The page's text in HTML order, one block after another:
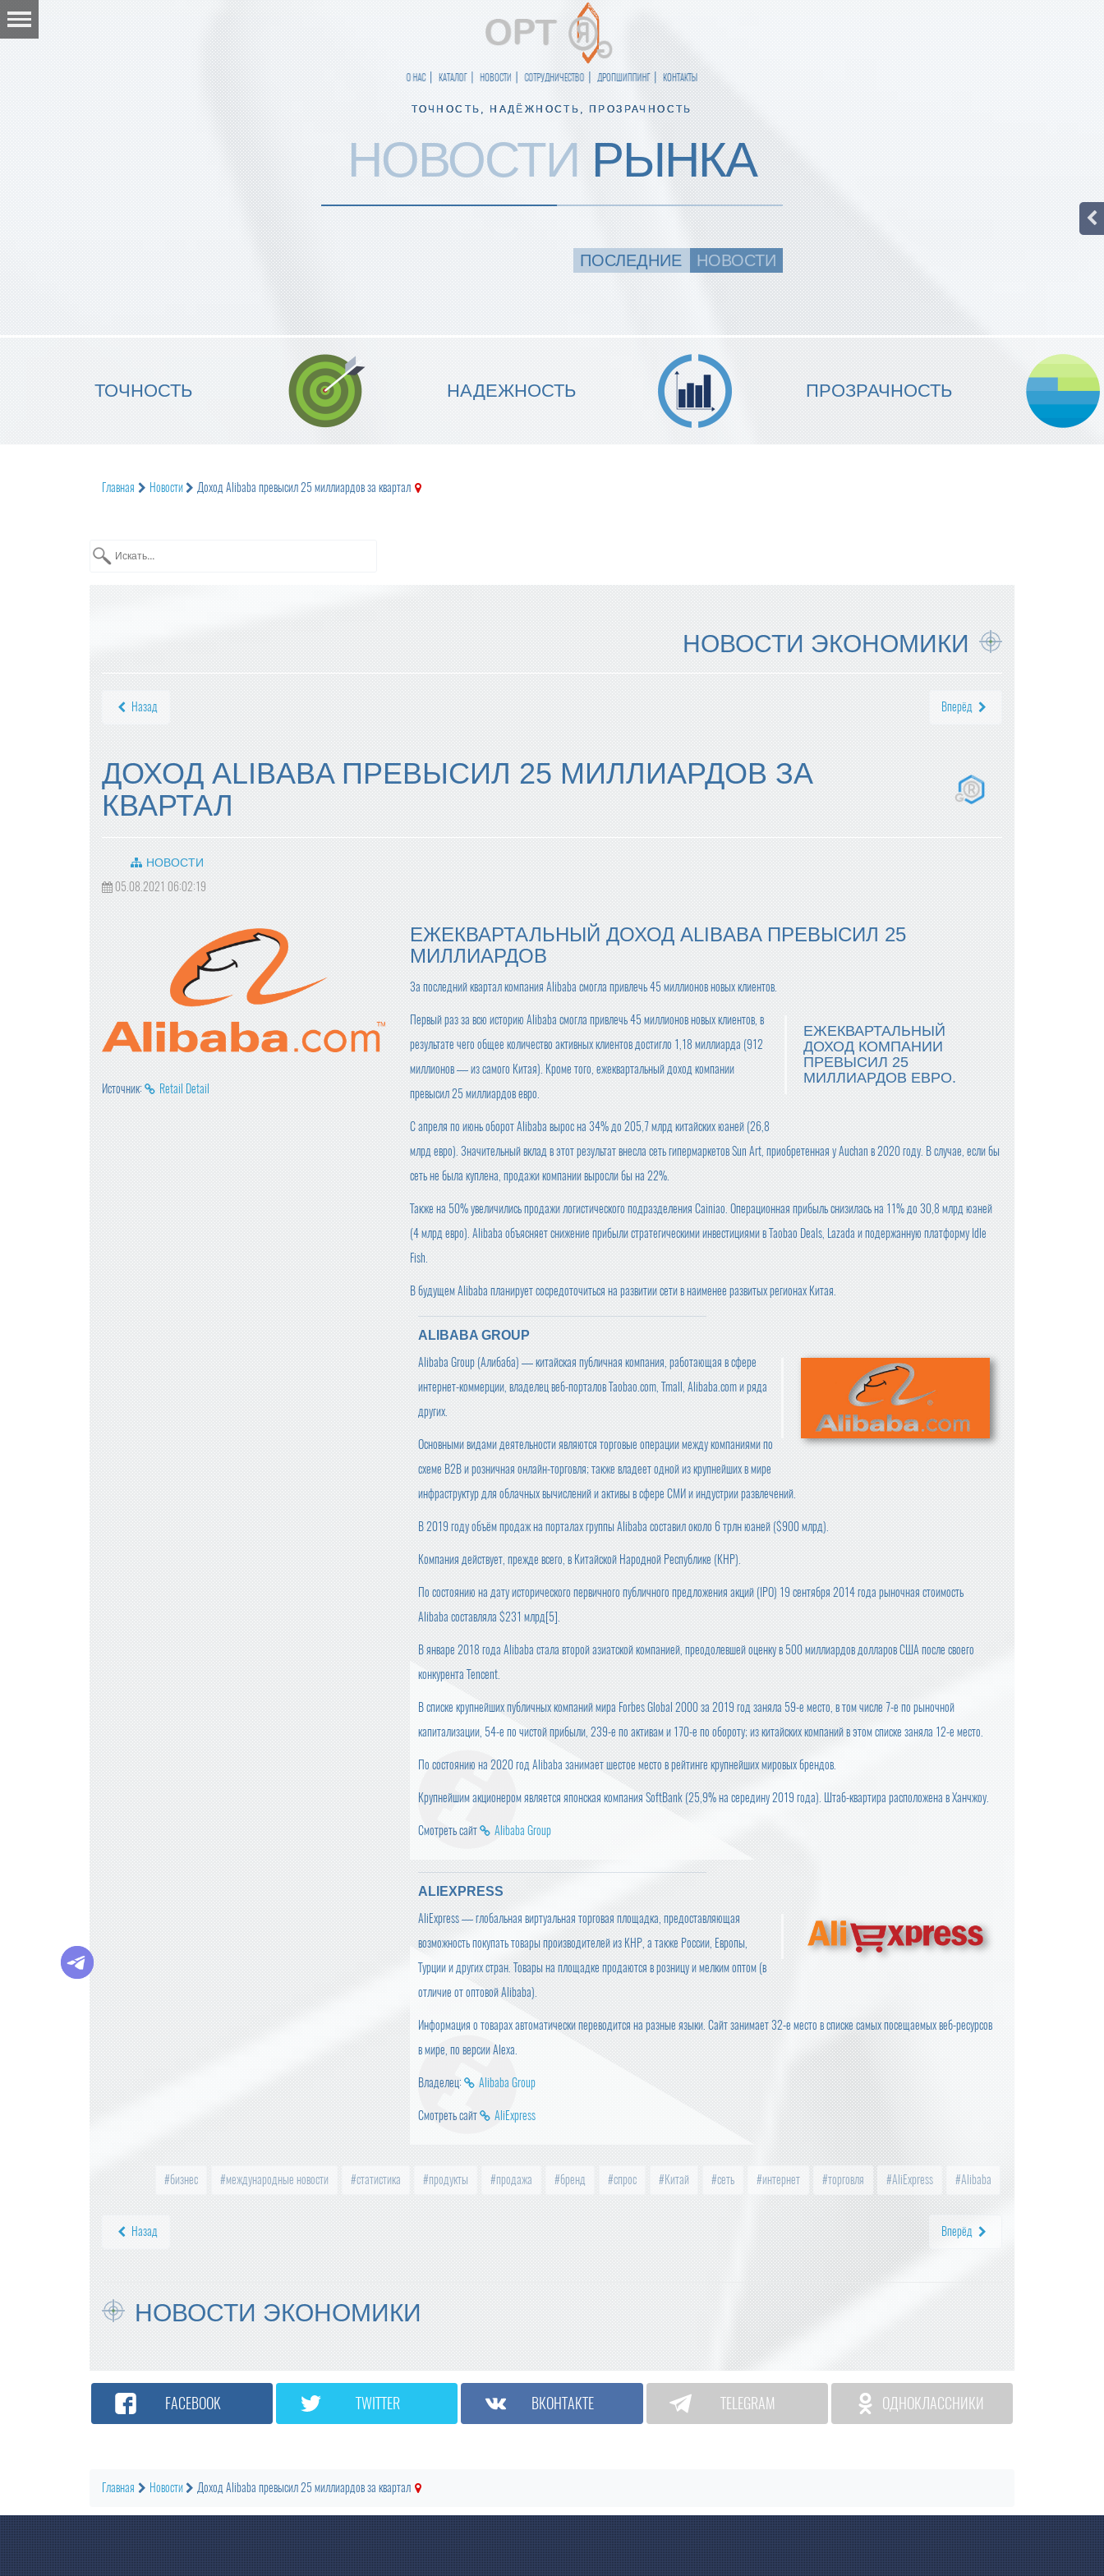
О НАС КАТАЛОГ НОВОСТИ СОТРУДНИЧЕСТВО ДРОПШИППИНГ КОНТАКТЫ
ТОЧНОСТЬ, НАДЁЖНОСТЬ, ПРОЗРАЧНОСТЬ
НОВОСТИ РЫНКА
ПОСЛЕДНИЕ НОВОСТИ
ТОЧНОСТЬ
МЫ ГАРАНТИРУЕМ ТОЧНОСТЬ
ИСПОЛНЕНИЯ
НАДЕЖНОСТЬ
МЫ ОБЕСПЕЧИВАЕМ
НАДЕЖНОСТЬ ИСПОЛНЕНИЯ
ПРОЗРАЧНОСТЬ
Главная Новости Доход Alibaba превысил 25 миллиардов за квартал
НОВОСТИ ЭКОНОМИКИ
Назад Вперёд
ДОХОД ALIBABA ПРЕВЫСИЛ 25 МИЛЛИАРДОВ ЗА
КВАРТАЛ
НОВОСТИ
05.08.2021 06:02:19
Источник: Retail Detail
ЕЖЕКВАРТАЛЬНЫЙ ДОХОД ALIBABA ПРЕВЫСИЛ 25
МИЛЛИАРДОВ
За последний квартал компания Alibaba смогла привлечь 45 миллионов новых клиентов.
ЕЖЕКВАРТАЛЬНЫЙ
ДОХОД КОМПАНИИ
ПРЕВЫСИЛ 25
МИЛЛИАРДОВ ЕВРО.
Первый раз за всю историю Alibaba смогла привлечь 45 миллионов новых клиентов, в
результате чего общее количество активных клиентов достигло 1,18 миллиарда (912
миллионов — из самого Китая). Кроме того, ежеквартальный доход компании
превысил 25 миллиардов евро.
С апреля по июнь оборот Alibaba вырос на 34% до 205,7 млрд китайских юаней (26,8
млрд евро). Значительный вклад в этот результат внесла сеть гипермаркетов Sun Art, приобретенная у Auchan в 2020 году. В случае, если бы
сеть не была куплена, продажи компании выросли бы на 22%.
Также на 50% увеличились продажи логистического подразделения Cainiao. Операционная прибыль снизилась на 11% до 30,8 млрд юаней
(4 млрд евро). Alibaba объясняет снижение прибыли стратегическими инвестициями в Taobao Deals, Lazada и подержанную платформу Idle
Fish.
В будущем Alibaba планирует сосредоточиться на развитии сети в наименее развитых регионах Китая.
ALIBABA GROUP
Alibaba Group (Алибаба) — китайская публичная компания, работающая в сфере
интернет-коммерции, владелец веб-порталов Taobao.com, Tmall, Alibaba.com и ряда
других.
Основными видами деятельности являются торговые операции между компаниями по
схеме B2B и розничная онлайн-торговля; также владеет одной из крупнейших в мире
инфраструктур для облачных вычислений и активы в сфере СМИ и индустрии развлечений.
В 2019 году объём продаж на порталах группы Alibaba составил около 6 трлн юаней ($900 млрд).
Компания действует, прежде всего, в Китайской Народной Республике (КНР).
По состоянию на дату исторического первичного публичного предложения акций (IPO) 19 сентября 2014 года рыночная стоимость
Alibaba составляла $231 млрд[5].
В январе 2018 года Alibaba стала второй азиатской компанией, преодолевшей оценку в 500 миллиардов долларов США после своего
конкурента Tencent.
В списке крупнейших публичных компаний мира Forbes Global 2000 за 2019 год заняла 59-е место, в том числе 7-е по рыночной
капитализации, 54-е по чистой прибыли, 239-е по активам и 170-е по обороту; из китайских компаний в этом списке заняла 12-е место.
По состоянию на 2020 год Alibaba занимает шестое место в рейтинге крупнейших мировых брендов.
Крупнейшим акционером является японская компания SoftBank (25,9% на середину 2019 года). Штаб-квартира расположена в Ханчжоу.
Смотреть сайт Alibaba Group
ALIEXPRESS
AliExpress — глобальная виртуальная торговая площадка, предоставляющая
возможность покупать товары производителей из КНР, а также России, Европы,
Турции и других стран. Товары на площадке продаются в розницу и мелким оптом (в
отличие от оптовой Alibaba).
Информация о товарах автоматически переводится на разные языки. Сайт занимает 32-е место в списке самых посещаемых веб-ресурсов
в мире, по версии Alexa.
Владелец: Alibaba Group
Смотреть сайт AliExpress
бизнес международные новости статистика продукты продажа бренд спрос Китай сеть интернет торговля AliExpress Alibaba
Назад Вперёд
НОВОСТИ ЭКОНОМИКИ
FACEBOOK TWITTER ВКОНТАКТЕ TELEGRAM ОДНОКЛАССНИКИ
Главная Новости Доход Alibaba превысил 25 миллиардов за квартал